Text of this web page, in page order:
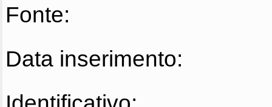
Fonte:
Data inserimento: